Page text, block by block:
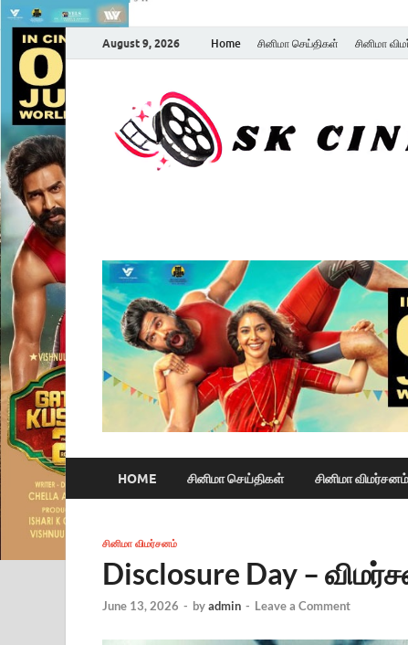
August 9, 2026 Home சினிமா செய்திகள் சினிமா
HOME சினிமா செய்திகள் சினிமா விமர்சனம்
சினிமா விமர்சனம்
Disclosure Day –
June 13, 2026 - byadmin - Leave a Comment